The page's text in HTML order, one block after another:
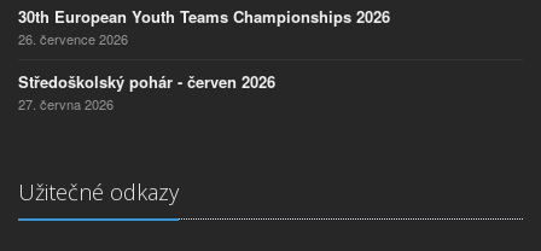
30th European Youth Teams Championships 2026
26. července 2026
Středoškolský pohár - červen 2026
27. června 2026
Užitečné odkazy